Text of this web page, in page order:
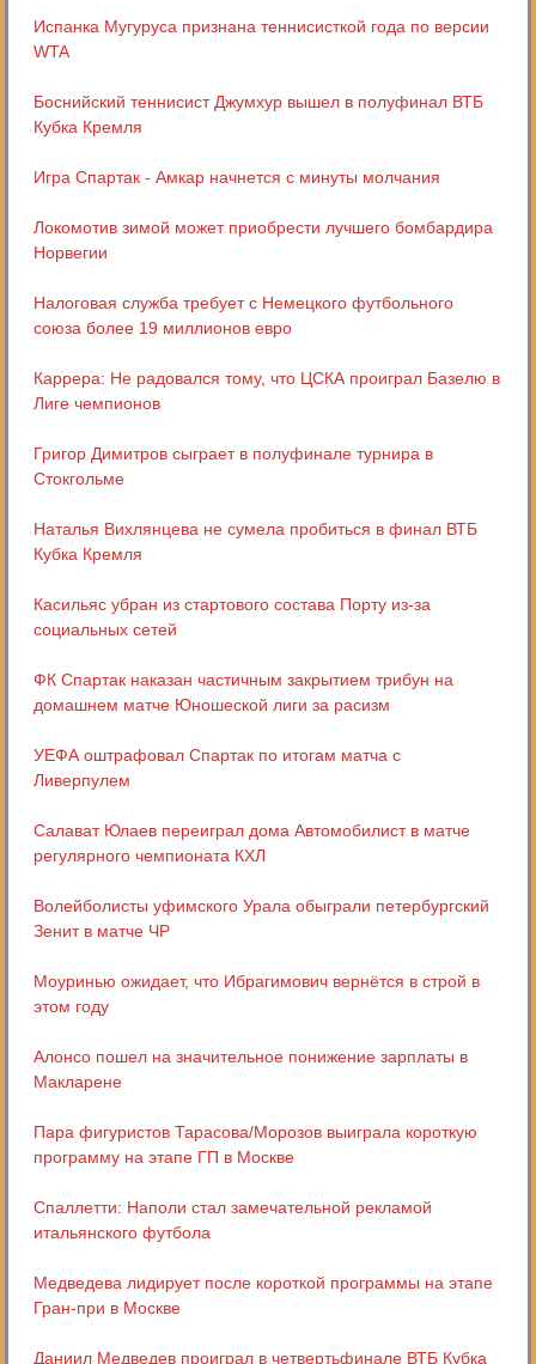
Испанка Мугуруса признана теннисисткой года по версии
WTA
Боснийский теннисист Джумхур вышел в полуфинал ВТБ
Кубка Кремля
Игра Спартак - Амкар начнется с минуты молчания
Локомотив зимой может приобрести лучшего бомбардира
Норвегии
Налоговая служба требует с Немецкого футбольного
союза более 19 миллионов евро
Каррера: Не радовался тому, что ЦСКА проиграл Базелю в
Лиге чемпионов
Григор Димитров сыграет в полуфинале турнира в
Стокгольме
Наталья Вихлянцева не сумела пробиться в финал ВТБ
Кубка Кремля
Касильяс убран из стартового состава Порту из-за
социальных сетей
ФК Спартак наказан частичным закрытием трибун на
домашнем матче Юношеской лиги за расизм
УЕФА оштрафовал Спартак по итогам матча с
Ливерпулем
Салават Юлаев переиграл дома Автомобилист в матче
регулярного чемпионата КХЛ
Волейболисты уфимского Урала обыграли петербургский
Зенит в матче ЧР
Моуринью ожидает, что Ибрагимович вернётся в строй в
этом году
Алонсо пошел на значительное понижение зарплаты в
Макларене
Пара фигуристов Тарасова/Морозов выиграла короткую
программу на этапе ГП в Москве
Спаллетти: Наполи стал замечательной рекламой
итальянского футбола
Медведева лидирует после короткой программы на этапе
Гран-при в Москве
Даниил Медведев проиграл в четвертьфинале ВТБ Кубка